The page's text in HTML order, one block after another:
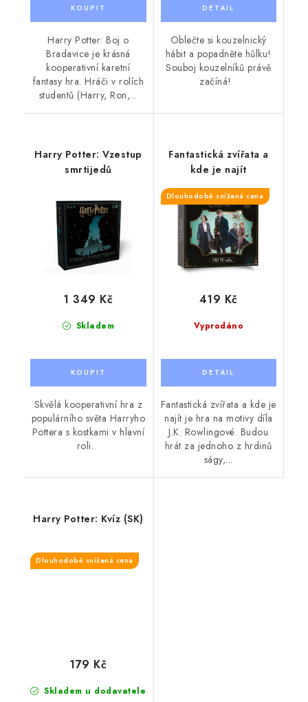
Harry Potter: Boj o
Bradavice je krásná
kooperativní karetní
fantasy hra. Hráči v rolích
studentů (Harry, Ron,...
Oblečte si kouzelnický
hábit a popadněte hůlku!
Souboj kouzelníků právě
začíná!
Harry Potter: Vzestup
smrtijedů
Skladem
1 349 Kč
Skvělá kooperativní hra z
populárního světa Harryho
Pottera s kostkami v hlavní
roli.
Fantastická zvířata a
kde je najít
Dlouhodobě snížená cena
Vyprodáno
419 Kč
Fantastická zvířata a kde je
najít je hra na motivy díla
J.K. Rowlingové. Budou
hrát za jednoho z hrdinů
ságy,...
Harry Potter: Kvíz (SK)
Dlouhodobě snížená cena
Skladem u dodavatele
179 Kč